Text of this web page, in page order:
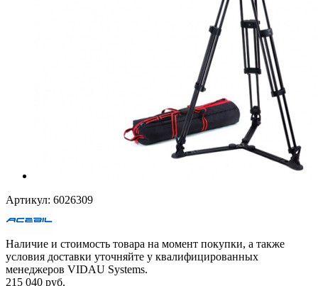
Артикул: 6026309
Наличие и стоимость товара на момент покупки, а также
условия доставки уточняйте у квалифицированных
менеджеров VIDAU Systems.
215 040 руб.